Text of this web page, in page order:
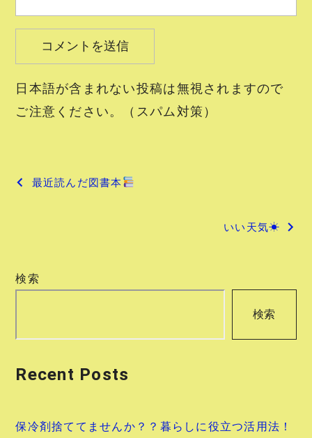
日本語が含まれない投稿は無視されますので
ご注意ください。（スパム対策）
投
ゲ
ョ
最近読んだ図書本
いい天気☀
検索
検索
Recent Posts
保冷剤捨ててませんか？？暮らしに役立つ活用法！